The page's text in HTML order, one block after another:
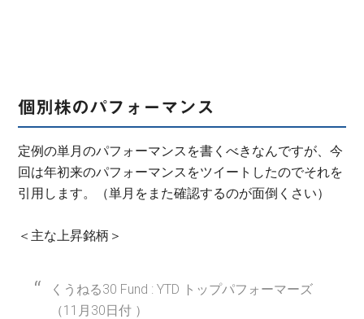
個別株のパフォーマンス
定例の単月のパフォーマンスを書くべきなんですが、今
回は年初来のパフォーマンスをツイートしたのでそれを
引用します。（単月をまた確認するのが面倒くさい）
＜主な上昇銘柄＞
くうねる30 Fund : YTD トップパフォーマーズ
（11月30日付 ）